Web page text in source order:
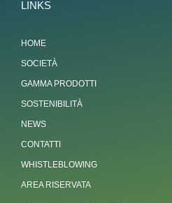
LINKS
HOME
SOCIETÀ
GAMMA PRODOTTI
SOSTENIBILITÀ
NEWS
CONTATTI
WHISTLEBLOWING
AREA RISERVATA